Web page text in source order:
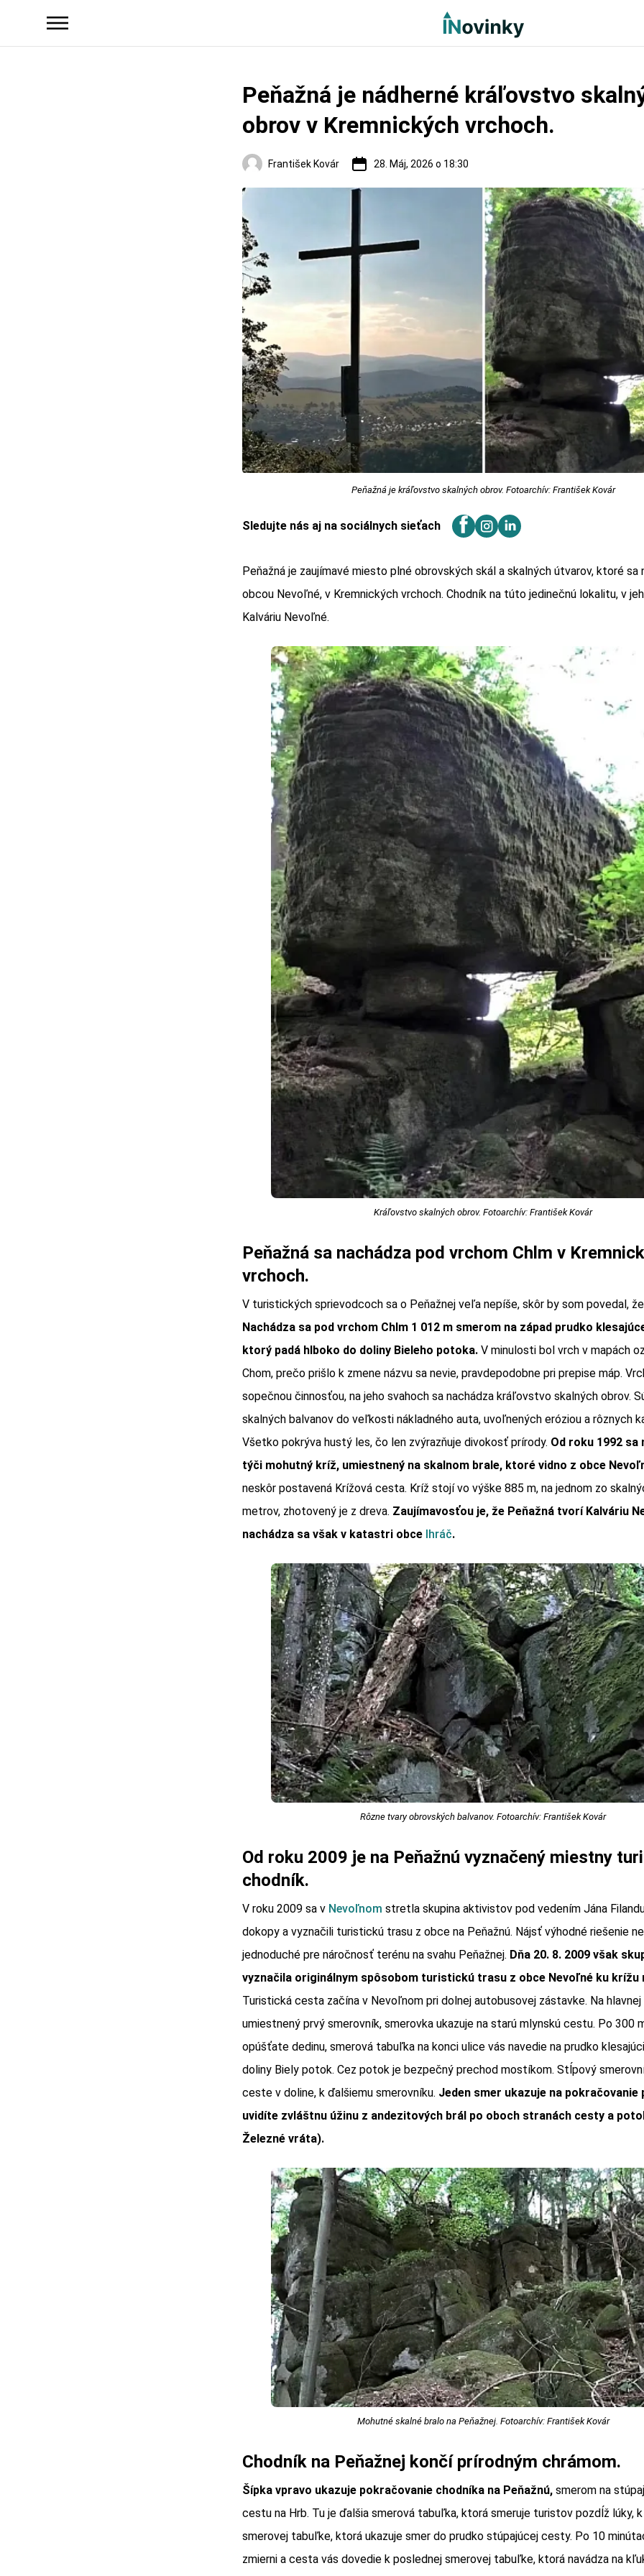
Peňažná je nádherné kráľovstvo
obrov v Kremnických vrchoch.
František Kovár 28. Máj, 2026 o 18:30
Peňažná je kráľovstvo skalných obrov. Fotoarchív: František Kovár
Sledujte nás aj na sociálnych sieťach
Peňažná je zaujímavé miesto plné obrovských skál a skalných útvarov, ktoré sa
obcou Nevoľné, v Kremnických vrchoch. Chodník na túto jedinečnú lokalitu, v
Kalváriu Nevoľné.
Kráľovstvo skalných obrov. Fotoarchív: František Kovár
Peňažná sa nachádza pod vrchom Chlm v
vrchoch.
V turistických sprievodcoch sa o Peňažnej veľa nepíše, skôr by som povedal,
Nachádza sa pod vrchom Chlm 1 012 m smerom na západ prudko
ktorý padá hlboko do doliny Bieleho potoka. V minulosti bol vrch v mapách
Chom, prečo prišlo k zmene názvu sa nevie, pravdepodobne pri prepise máp.
sopečnou činnosťou, na jeho svahoch sa nachádza kráľovstvo skalných obrov.
skalných balvanov do veľkosti nákladného auta, uvoľnených eróziou a rôznych
Všetko pokrýva hustý les, čo len zvýrazňuje divokosť prírody. Od roku 1992 sa
týči mohutný kríž, umiestnený na skalnom brale, ktoré vidno z obce
neskôr postavená Krížová cesta. Kríž stojí vo výške 885 m, na jednom zo
metrov, zhotovený je z dreva. Zaujímavosťou je, že Peňažná tvorí Kalváriu
nachádza sa však v katastri obce Ihráč.
Rôzne tvary obrovských balvanov. Fotoarchív: František Kovár
Od roku 2009 je na Peňažnú vyznačený miestny
chodník.
V roku 2009 sa v Nevoľnom stretla skupina aktivistov pod vedením Jána
dokopy a vyznačili turistickú trasu z obce na Peňažnú. Nájsť výhodné riešenie
jednoduché pre náročnosť terénu na svahu Peňažnej. Dňa 20. 8. 2009 však
vyznačila originálnym spôsobom turistickú trasu z obce Nevoľné ku krížu
Turistická cesta začína v Nevoľnom pri dolnej autobusovej zástavke. Na
umiestnený prvý smerovník, smerovka ukazuje na starú mlynskú cestu. Po 300
opúšťate dedinu, smerová tabuľka na konci ulice vás navedie na prudko
doliny Biely potok. Cez potok je bezpečný prechod mostíkom. Stĺpový
ceste v doline, k ďalšiemu smerovníku. Jeden smer ukazuje na pokračovanie
uvidíte zvláštnu úžinu z andezitových brál po oboch stranách cesty a
Železné vráta).
Mohutné skalné bralo na Peňažnej. Fotoarchív: František Kovár
Chodník na Peňažnej končí prírodným chrámom.
Šípka vpravo ukazuje pokračovanie chodníka na Peňažnú, smerom na
cestu na Hrb. Tu je ďalšia smerová tabuľka, ktorá smeruje turistov pozdĺž lúky,
smerovej tabuľke, ktorá ukazuje smer do prudko stúpajúcej cesty. Po 10
zmierni a cesta vás dovedie k poslednej smerovej tabuľke, ktorá navádza na